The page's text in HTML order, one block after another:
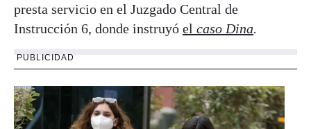
presta servicio en el Juzgado Central de
Instrucción 6, donde instruyó el caso Dina.
PUBLICIDAD